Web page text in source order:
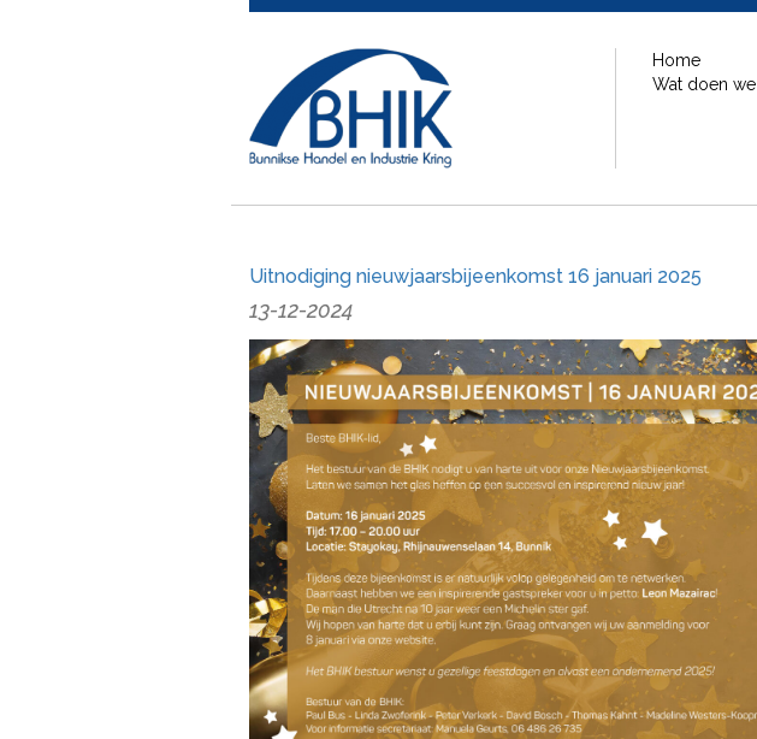
Home
Wat doen we
Uitnodiging nieuwjaarsbijeenkomst 16 januari 2025
13-12-2024